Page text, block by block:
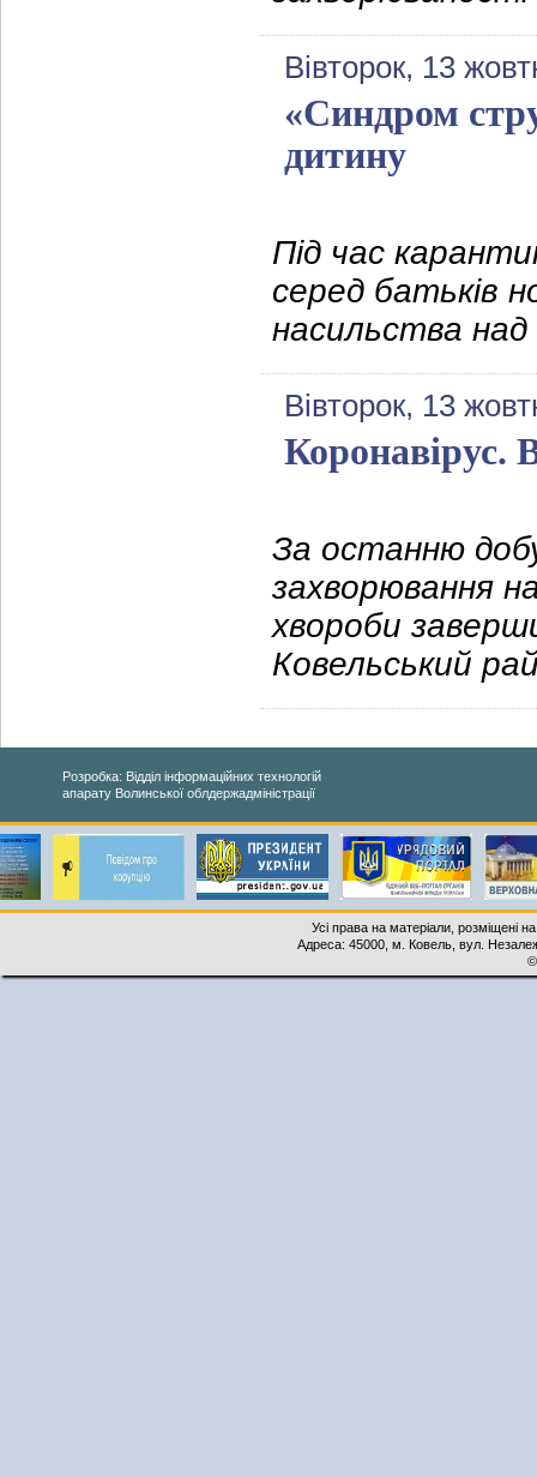
Вівторок, 13
«Синдром
дитину
Під час
серед батьків
насильства над
Вівторок, 13
Коронавірус.
За останню
захворювання
хвороби
Ковельський
Розробка: Відділ інформаційних технологій
апарату Волинської облдержадміністрації
Усі права на матеріали, розміщені
Адреса: 45000, м. Ковель, вул.